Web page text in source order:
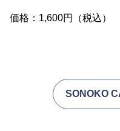
価格：1,600円（税込）
SONOKO